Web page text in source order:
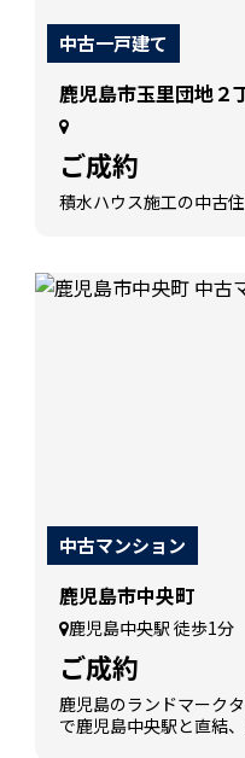
中古一戸建て
鹿児島市玉里団地２
ご成約
積水ハウス施工の中古
中古マンション
鹿児島市中央町
鹿児島中央駅 徒歩1分
ご成約
鹿児島のランドマーク
で鹿児島中央駅と直結